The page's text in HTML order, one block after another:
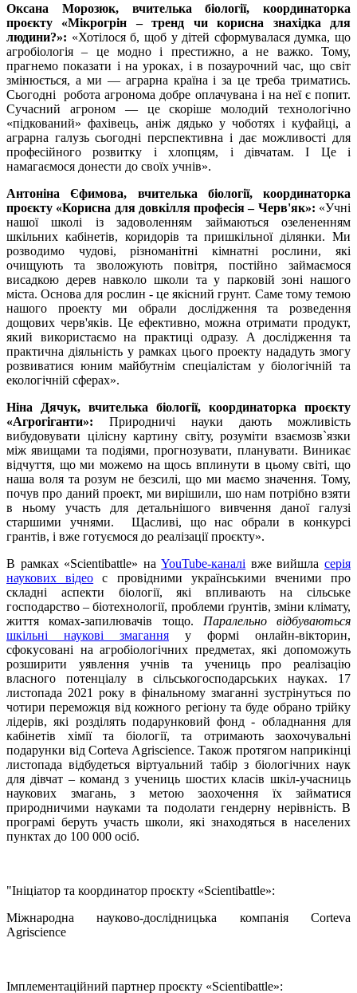
Оксана Морозюк, вчителька біології, координаторка
проєкту
«Мікрогрін – тренд чи корисна знахідка для
людини?»: «Хотілося б, щоб у дітей сформувалася думка, що
агробіологія – це модно і престижно, а не важко. Тому,
прагнемо показати і на уроках, і в позаурочний час, що світ
змінюється, а ми — аграрна країна і за це треба триматись.
Сьогодні робота агронома добре оплачувана і на неї є попит.
Сучасний агроном — це скоріше молодий технологічно
«підкований» фахівець, аніж дядько у чоботях і куфайці, а
аграрна галузь сьогодні перспективна і дає можливості для
професійного розвитку і хлопцям, і дівчатам. І Це і
намагаємося донести до своїх учнів».
Антоніна Єфимова, вчителька біології, координаторка
проєкту «Корисна для довкілля професія – Черв'як»: «Учні
нашої школі із задоволенням займаються озелененням
шкільних кабінетів, коридорів та пришкільної ділянки. Ми
розводимо чудові, різноманітні кімнатні рослини, які
очищують та зволожують повітря, постійно займаємося
висадкою дерев навколо школи та у парковій зоні нашого
міста. Основа для рослин - це якісний грунт. Саме тому темою
нашого проекту ми обрали дослідження та розведення
дощових черв'яків. Це ефективно, можна отримати продукт,
який використаємо на практиці одразу. А дослідження та
практична діяльність у рамках цього проекту нададуть змогу
розвиватися юним майбутнім спеціалістам у біологічній та
екологічній сферах».
Ніна Дячук, вчителька біології, координаторка проєкту
«Агрогіганти»: Природничі науки дають можливість
вибудовувати цілісну картину світу, розуміти взаємозв`язки
між явищами та подіями, прогнозувати, планувати. Виникає
відчуття, що ми можемо на щось вплинути в цьому світі, що
наша воля та розум не безсилі, що ми маємо значення. Тому,
почув про даний проект, ми вирішили, шо нам потрібно взяти
в ньому участь для детальнішого вивчення даної галузі
старшими учнями. Щасливі, що нас обрали в конкурсі
грантів, і вже готуємося до реалізації проєкту».
В рамках «Scientibattle» наYouTube-каналі вже вийшласерія
наукових відео c провідними українськими вченими про
складні аспекти біології, які впливають на сільське
господарство – біотехнології, проблеми ґрунтів, зміни клімату,
життя комах-запилювачів тощо. Паралельно відбуваються
шкільні наукові змагання у формі онлайн-вікторин,
сфокусовані на агробіологічних предметах, які допоможуть
розширити уявлення учнів та учениць про реалізацію
власного потенціалу в сільськогосподарських науках. 17
листопада 2021 року в фінальному змаганні зустрінуться по
чотири переможця від кожного регіону та буде обрано трійку
лідерів, які розділять подарунковий фонд - обладнання для
кабінетів хімії та біології, та отримають заохочувальні
подарунки від Corteva Agriscience. Також протягом наприкінці
листопада відбудеться віртуальний табір з біологічних наук
для дівчат – команд з учениць шостих класів шкіл-учасниць
наукових змагань, з метою заохочення їх займатися
природничими науками та подолати гендерну нерівність. В
програмі беруть участь школи, які знаходяться в населених
пунктах до 100 000 осіб.
"Ініціатор та координатор проєкту «Scientibattle»:
Міжнародна науково-дослідницька компанія Corteva
Agriscience
Імплементаційний партнер проєкту «Scientibattle»: